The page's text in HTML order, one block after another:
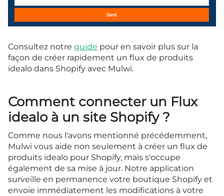
Consultez notre guide pour en savoir plus sur la
façon de créer rapidement un flux de produits
idealo dans Shopify avec Mulwi.
Comment connecter un Flux
idealo à un site Shopify ?
Comme nous l'avons mentionné précédemment,
Mulwi vous aide non seulement à créer un flux de
produits idealo pour Shopify, mais s'occupe
également de sa mise à jour. Notre application
surveille en permanence votre boutique Shopify et
envoie immédiatement les modifications à votre